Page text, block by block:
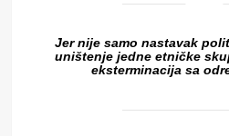
Jer nije samo nastavak
uništenje jedne etničke
eksterminacija sa